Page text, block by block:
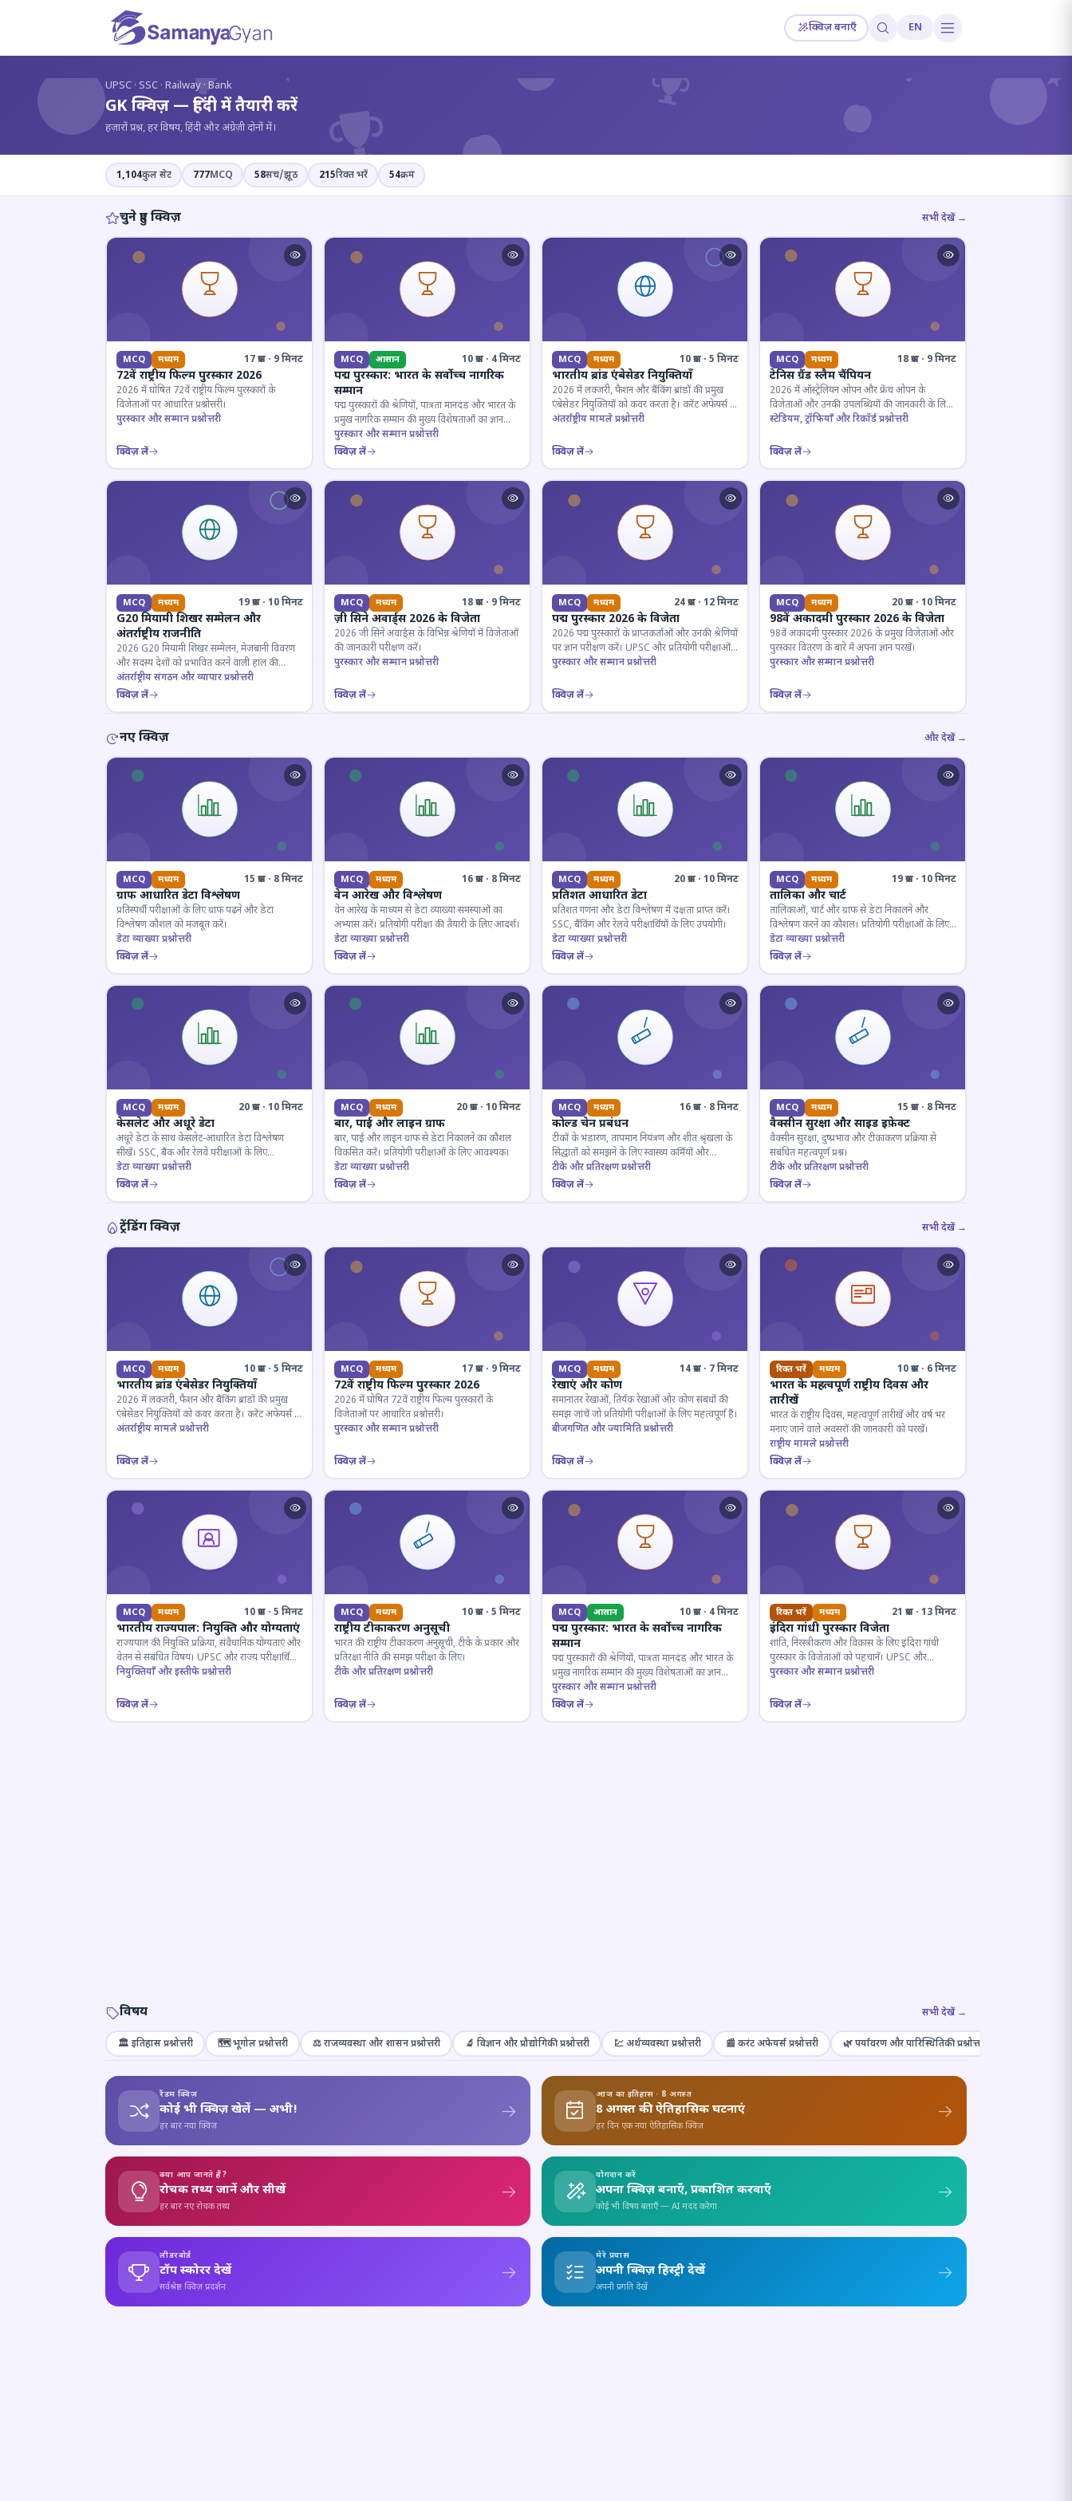
क्विज़ बनाएँ EN
? ? ?
UPSC · SSC · Railway · Bank
GK क्विज़ — हिंदी में तैयारी करें
हज़ारों प्रश्न, हर विषय, हिंदी और अंग्रेज़ी दोनों में।
1,104कुल सेट 777MCQ 58सच/झूठ 215रिक्त भरें 54क्रम
चुने हुए क्विज़ सभी देखें →
MCQ मध्यम 17 प्रश्न · 9 मिनट
72वें राष्ट्रीय फिल्म पुरस्कार 2026
2026 में घोषित 72वें राष्ट्रीय फिल्म पुरस्कारों के
विजेताओं पर आधारित प्रश्नोत्तरी।
पुरस्कार और सम्मान प्रश्नोत्तरी
क्विज़ लें
MCQ आसान 10 प्रश्न · 4 मिनट
पद्म पुरस्कार: भारत के सर्वोच्च नागरिक
सम्मान
पद्म पुरस्कारों की श्रेणियों, पात्रता मानदंड और भारत के
प्रमुख नागरिक सम्मान की मुख्य विशेषताओं का ज्ञान
परखें।
पुरस्कार और सम्मान प्रश्नोत्तरी
क्विज़ लें
MCQ मध्यम 10 प्रश्न · 5 मिनट
भारतीय ब्रांड एंबेसेडर नियुक्तियाँ
2026 में लक्जरी, फैशन और बैंकिंग ब्रांडों की प्रमुख
एंबेसेडर नियुक्तियों को कवर करता है। करेंट अफेयर्स के
लिए जरूरी।
अंतर्राष्ट्रीय मामले प्रश्नोत्तरी
क्विज़ लें
MCQ मध्यम 18 प्रश्न · 9 मिनट
टेनिस ग्रैंड स्लैम चैंपियन
2026 में ऑस्ट्रेलियन ओपन और फ्रेंच ओपन के
विजेताओं और उनकी उपलब्धियों की जानकारी के लिए
क्विज़।
स्टेडियम, ट्रॉफियाँ और रिकॉर्ड प्रश्नोत्तरी
क्विज़ लें
MCQ मध्यम 19 प्रश्न · 10 मिनट
G20 मियामी शिखर सम्मेलन और
अंतर्राष्ट्रीय राजनीति
2026 G20 मियामी शिखर सम्मेलन, मेजबानी विवरण
और सदस्य देशों को प्रभावित करने वाली हाल की
राजनयिक घटनाओं पर ज्ञान परीक्षण करें।
अंतर्राष्ट्रीय संगठन और व्यापार प्रश्नोत्तरी
क्विज़ लें
MCQ मध्यम 18 प्रश्न · 9 मिनट
ज़ी सिने अवार्ड्स 2026 के विजेता
2026 जी सिने अवार्ड्स के विभिन्न श्रेणियों में विजेताओं
की जानकारी परीक्षण करें।
पुरस्कार और सम्मान प्रश्नोत्तरी
क्विज़ लें
MCQ मध्यम 24 प्रश्न · 12 मिनट
पद्म पुरस्कार 2026 के विजेता
2026 पद्म पुरस्कारों के प्राप्तकर्ताओं और उनकी श्रेणियों
पर ज्ञान परीक्षण करें। UPSC और प्रतियोगी परीक्षाओं
के लिए महत्वपूर्ण।
पुरस्कार और सम्मान प्रश्नोत्तरी
क्विज़ लें
MCQ मध्यम 20 प्रश्न · 10 मिनट
98वें अकादमी पुरस्कार 2026 के विजेता
98वें अकादमी पुरस्कार 2026 के प्रमुख विजेताओं और
पुरस्कार वितरण के बारे में अपना ज्ञान परखें।
पुरस्कार और सम्मान प्रश्नोत्तरी
क्विज़ लें
नए क्विज़ और देखें →
MCQ मध्यम 15 प्रश्न · 8 मिनट
ग्राफ आधारित डेटा विश्लेषण
प्रतिस्पर्धी परीक्षाओं के लिए ग्राफ पढ़ने और डेटा
विश्लेषण कौशल को मजबूत करें।
डेटा व्याख्या प्रश्नोत्तरी
क्विज़ लें
MCQ मध्यम 16 प्रश्न · 8 मिनट
वेन आरेख और विश्लेषण
वेन आरेख के माध्यम से डेटा व्याख्या समस्याओं का
अभ्यास करें। प्रतियोगी परीक्षा की तैयारी के लिए आदर्श।
डेटा व्याख्या प्रश्नोत्तरी
क्विज़ लें
MCQ मध्यम 20 प्रश्न · 10 मिनट
प्रतिशत आधारित डेटा
प्रतिशत गणना और डेटा विश्लेषण में दक्षता प्राप्त करें।
SSC, बैंकिंग और रेलवे परीक्षार्थियों के लिए उपयोगी।
डेटा व्याख्या प्रश्नोत्तरी
क्विज़ लें
MCQ मध्यम 19 प्रश्न · 10 मिनट
तालिका और चार्ट
तालिकाओं, चार्ट और ग्राफ से डेटा निकालने और
विश्लेषण करने का कौशल। प्रतियोगी परीक्षाओं के लिए
अनिवार्य।
डेटा व्याख्या प्रश्नोत्तरी
क्विज़ लें
MCQ मध्यम 20 प्रश्न · 10 मिनट
केसलेट और अधूरे डेटा
अधूरे डेटा के साथ केसलेट-आधारित डेटा विश्लेषण
सीखें। SSC, बैंक और रेलवे परीक्षाओं के लिए
महत्वपूर्ण।
डेटा व्याख्या प्रश्नोत्तरी
क्विज़ लें
MCQ मध्यम 20 प्रश्न · 10 मिनट
बार, पाई और लाइन ग्राफ
बार, पाई और लाइन ग्राफ से डेटा निकालने का कौशल
विकसित करें। प्रतियोगी परीक्षाओं के लिए आवश्यक।
डेटा व्याख्या प्रश्नोत्तरी
क्विज़ लें
MCQ मध्यम 16 प्रश्न · 8 मिनट
कोल्ड चेन प्रबंधन
टीकों के भंडारण, तापमान नियंत्रण और शीत श्रृंखला के
सिद्धांतों को समझने के लिए स्वास्थ्य कर्मियों और
परीक्षार्थियों के लिए महत्वपूर्ण।
टीके और प्रतिरक्षण प्रश्नोत्तरी
क्विज़ लें
MCQ मध्यम 15 प्रश्न · 8 मिनट
वैक्सीन सुरक्षा और साइड इफ़ेक्ट
वैक्सीन सुरक्षा, दुष्प्रभाव और टीकाकरण प्रक्रिया से
संबंधित महत्वपूर्ण प्रश्न।
टीके और प्रतिरक्षण प्रश्नोत्तरी
क्विज़ लें
ट्रेंडिंग क्विज़ सभी देखें →
MCQ मध्यम 10 प्रश्न · 5 मिनट
भारतीय ब्रांड एंबेसेडर नियुक्तियाँ
2026 में लक्जरी, फैशन और बैंकिंग ब्रांडों की प्रमुख
एंबेसेडर नियुक्तियों को कवर करता है। करेंट अफेयर्स के
लिए जरूरी।
अंतर्राष्ट्रीय मामले प्रश्नोत्तरी
क्विज़ लें
MCQ मध्यम 17 प्रश्न · 9 मिनट
72वें राष्ट्रीय फिल्म पुरस्कार 2026
2026 में घोषित 72वें राष्ट्रीय फिल्म पुरस्कारों के
विजेताओं पर आधारित प्रश्नोत्तरी।
पुरस्कार और सम्मान प्रश्नोत्तरी
क्विज़ लें
MCQ मध्यम 14 प्रश्न · 7 मिनट
रेखाएं और कोण
समानांतर रेखाओं, तिर्यक रेखाओं और कोण संबंधों की
समझ जांचें जो प्रतियोगी परीक्षाओं के लिए महत्वपूर्ण हैं।
बीजगणित और ज्यामिति प्रश्नोत्तरी
क्विज़ लें
रिक्त भरें मध्यम 10 प्रश्न · 6 मिनट
भारत के महत्वपूर्ण राष्ट्रीय दिवस और
तारीखें
भारत के राष्ट्रीय दिवस, महत्वपूर्ण तारीखें और वर्ष भर
मनाए जाने वाले अवसरों की जानकारी को परखें।
राष्ट्रीय मामले प्रश्नोत्तरी
क्विज़ लें
MCQ मध्यम 10 प्रश्न · 5 मिनट
भारतीय राज्यपाल: नियुक्ति और योग्यताएं
राज्यपाल की नियुक्ति प्रक्रिया, संवैधानिक योग्यताएं और
वेतन से संबंधित विषय। UPSC और राज्य परीक्षार्थियों
के लिए महत्वपूर्ण।
नियुक्तियाँ और इस्तीफे प्रश्नोत्तरी
क्विज़ लें
MCQ मध्यम 10 प्रश्न · 5 मिनट
राष्ट्रीय टीकाकरण अनुसूची
भारत की राष्ट्रीय टीकाकरण अनुसूची, टीके के प्रकार और
प्रतिरक्षा नीति की समझ परीक्षा के लिए।
टीके और प्रतिरक्षण प्रश्नोत्तरी
क्विज़ लें
MCQ आसान 10 प्रश्न · 4 मिनट
पद्म पुरस्कार: भारत के सर्वोच्च नागरिक
सम्मान
पद्म पुरस्कारों की श्रेणियों, पात्रता मानदंड और भारत के
प्रमुख नागरिक सम्मान की मुख्य विशेषताओं का ज्ञान
परखें।
पुरस्कार और सम्मान प्रश्नोत्तरी
क्विज़ लें
रिक्त भरें मध्यम 21 प्रश्न · 13 मिनट
इंदिरा गांधी पुरस्कार विजेता
शांति, निरस्त्रीकरण और विकास के लिए इंदिरा गांधी
पुरस्कार के विजेताओं को पहचानें। UPSC और
प्रतियोगी परीक्षाओं के लिए महत्वपूर्ण।
पुरस्कार और सम्मान प्रश्नोत्तरी
क्विज़ लें
विषय सभी देखें →
🏛️ इतिहास प्रश्नोत्तरी 🗺️ भूगोल प्रश्नोत्तरी ⚖️ राजव्यवस्था और शासन प्रश्नोत्तरी 🔬 विज्ञान और प्रौद्योगिकी प्रश्नोत्तरी 💹 अर्थव्यवस्था प्रश्नोत्तरी 📰 करंट अफेयर्स प्रश्नोत्तरी 🌿 पर्यावरण और पारिस्थितिकी प्रश्नोत्तरी
रैंडम क्विज़
कोई भी क्विज़ खेलें — अभी!
हर बार नया क्विज़
आज का इतिहास · 8 अगस्त
8 अगस्त की ऐतिहासिक घटनाएं
हर दिन एक नया ऐतिहासिक क्विज़
क्या आप जानते हैं?
रोचक तथ्य जानें और सीखें
हर बार नए रोचक तथ्य
योगदान करें
अपना क्विज़ बनाएँ, प्रकाशित करवाएँ
कोई भी विषय बताएँ — AI मदद करेगा
लीडरबोर्ड
टॉप स्कोरर देखें
सर्वश्रेष्ठ क्विज़ प्रदर्शन
मेरे प्रयास
अपनी क्विज़ हिस्ट्री देखें
अपनी प्रगति देखें